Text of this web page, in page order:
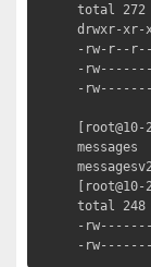
total 272
drwxr-xr-x
-rw-r--r--
-rw-------
-rw-------
messages
total 248
-rw-------
-rw-------